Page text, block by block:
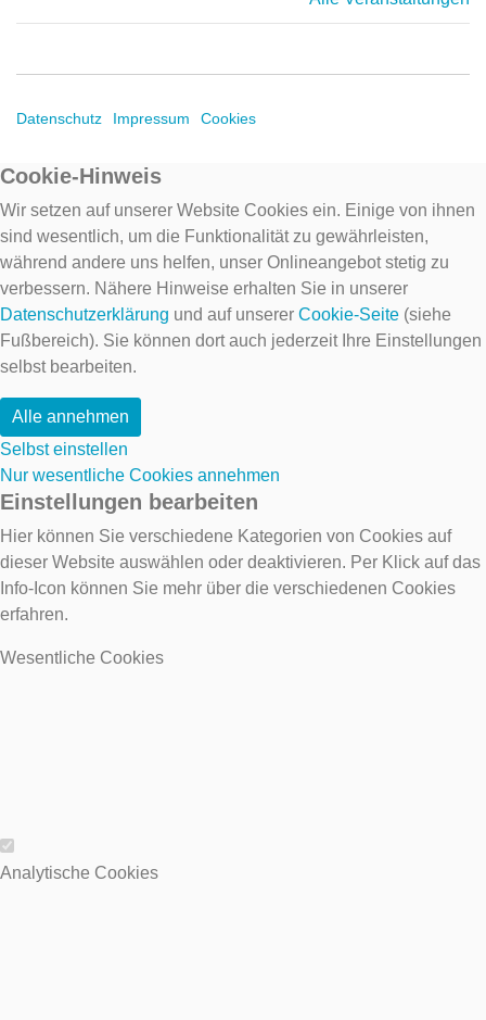
Datenschutz Impressum Cookies
Cookie-Hinweis
Wir setzen auf unserer Website Cookies ein. Einige von ihnen
sind wesentlich, um die Funktionalität zu gewährleisten,
während andere uns helfen, unser Onlineangebot stetig zu
verbessern. Nähere Hinweise erhalten Sie in unserer
Datenschutzerklärung und auf unserer Cookie-Seite (siehe
Fußbereich). Sie können dort auch jederzeit Ihre Einstellungen
selbst bearbeiten.
Alle annehmen
Selbst einstellen
Nur wesentliche Cookies annehmen
Einstellungen bearbeiten
Hier können Sie verschiedene Kategorien von Cookies auf
dieser Website auswählen oder deaktivieren. Per Klick auf das
Info-Icon können Sie mehr über die verschiedenen Cookies
erfahren.
Wesentliche Cookies
Wesentliche Cookies
Analytische Cookies